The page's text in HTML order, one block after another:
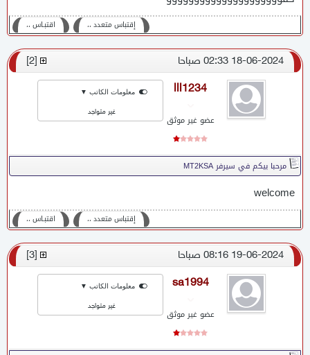
اقتبـاس ،، إقتباس متعدد ،،
18-06-2024 02:33 صباحا [
2
lll1234
عضو غير موثق
معلومات الكاتب ▼
غير متواجد
مرحبا بيكم في سيرفر MT2KSA
welcome
اقتبـاس ،، إقتباس متعدد ،،
19-06-2024 08:16 صباحا [
3
sa1994
عضو غير موثق
معلومات الكاتب ▼
غير متواجد